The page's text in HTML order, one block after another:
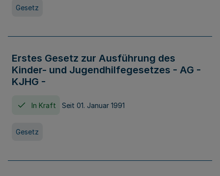
Gesetz
Erstes Gesetz zur Ausführung des
Kinder- und Jugendhilfegesetzes - AG -
KJHG -
In Kraft Seit 01. Januar 1991
Gesetz